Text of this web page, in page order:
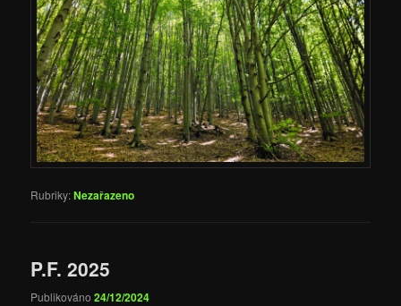
Rubriky:Nezařazeno
P.F. 2025
Publikováno24/12/2024